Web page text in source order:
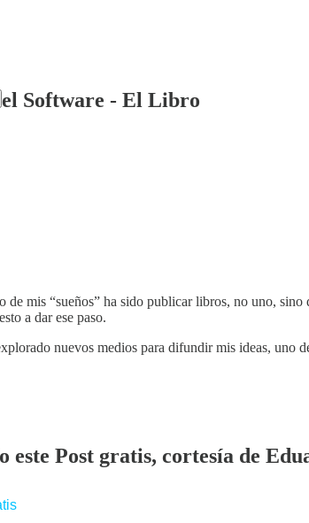
Software - El Libro
de mis “sueños” ha sido publicar libros, no uno,
a dar ese paso.
nuevos medios para difundir mis ideas, uno
este Post gratis, cortesía de